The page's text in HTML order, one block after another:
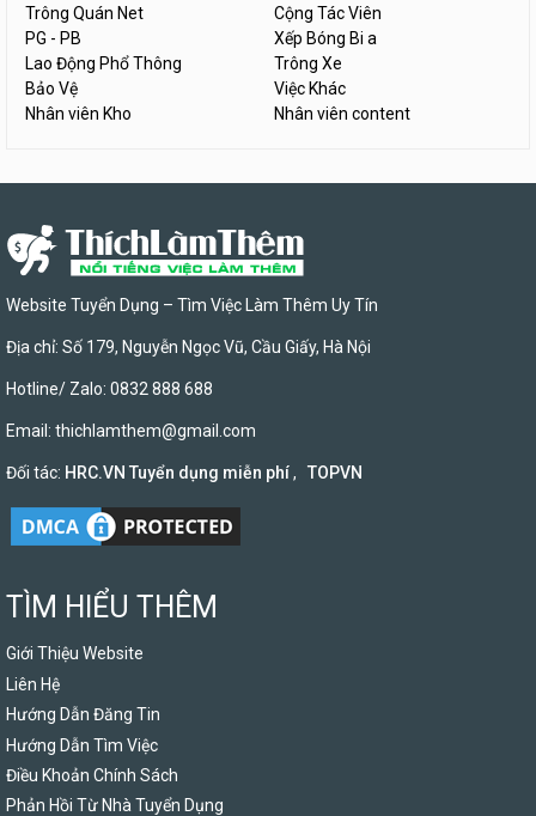
Trông Quán Net
Cộng Tác Viên
PG - PB
Xếp Bóng Bi a
Lao Động Phổ Thông
Trông Xe
Bảo Vệ
Việc Khác
Nhân viên Kho
Nhân viên content
Website Tuyển Dụng – Tìm Việc Làm Thêm Uy Tín
Địa chỉ: Số 179, Nguyễn Ngọc Vũ, Cầu Giấy, Hà Nội
Hotline/ Zalo: 0832 888 688
Email: thichlamthem@gmail.com
Đối tác: HRC.VN Tuyển dụng miễn phí, TOPVN
TÌM HIỂU THÊM
Giới Thiệu Website
Liên Hệ
Hướng Dẫn Đăng Tin
Hướng Dẫn Tìm Việc
Điều Khoản Chính Sách
Phản Hồi Từ Nhà Tuyển Dụng